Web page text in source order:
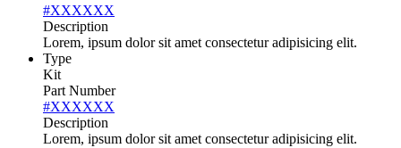
#XXXXXX
Description
Lorem, ipsum dolor sit amet consectetur adipisicing elit.
Type
Kit
Part Number
#XXXXXX
Description
Lorem, ipsum dolor sit amet consectetur adipisicing elit.